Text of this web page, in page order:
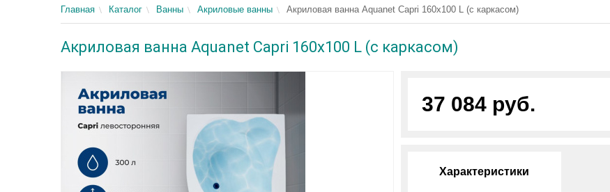
Главная Каталог Ванны Акриловые ванны Акриловая ванна Aquanet Capri 160x100 L (с каркасом)
Акриловая ванна Aquanet Capri 160x100 L (с каркасом)
37 084 руб.
Характеристики